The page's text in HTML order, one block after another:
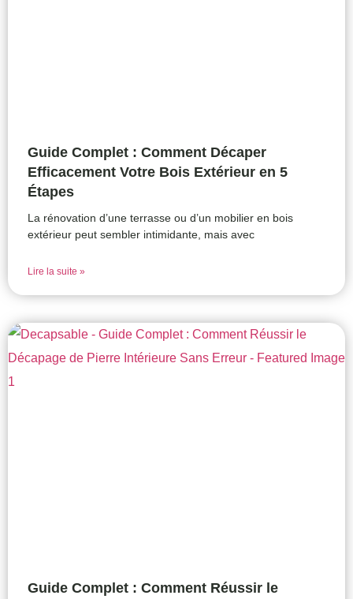
Guide Complet : Comment Décaper
Efficacement Votre Bois Extérieur en 5
Étapes
La rénovation d’une terrasse ou d’un mobilier en bois
extérieur peut sembler intimidante, mais avec
Lire la suite »
Guide Complet : Comment Réussir le